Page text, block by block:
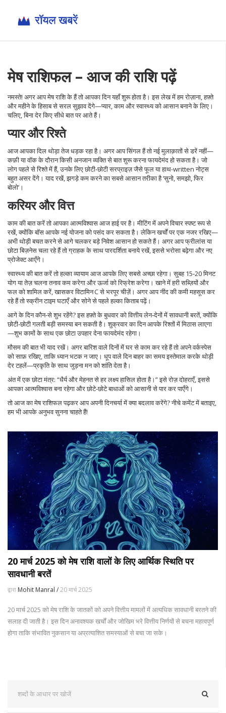
मेष राशिफल – आज की राशि पढ़ें
नमस्ते! अगर आप मेष राशि के हैं तो आपका दिन यहाँ शुरू होता है। इस लेख में हम रोज़ाना, हफ़्ते
और महीने के हिसाब से सरल सुझाव देंगे—प्यार, काम और स्वास्थ्य को आसान बनाने के लिए।
चलिए, बिना देर किए सीधे बात पर आते हैं।
प्यार और रिश्ते
आज आपका दिल थोड़ा तेज धड़क रहा है। अगर आप सिंगल हैं तो नई मुलाक़ातों से डरें नहीं—
कफ़ी या वॉक के दौरान किसी अनजान व्यक्ति से बात शुरू करना फायदेमंद हो सकता है। जो
लोग पहले से रिश्ते में हैं, उनके लिए छोटी‑छोटी सरप्राइज़ जैसे फूल या हाथ-written नोट्स
बहुत असर देंगे। याद रखें, झगड़े कम करने का सबसे आसान तरीका है ‘सुनो, समझो, फिर
बोलो’।
करियर और वित्त
काम की बात करें तो आपका आत्मविश्वास आज हाई पर है। मीटिंग में अपने विचार स्पष्ट रूप से
रखें, क्योंकि बॉस आपके नई योजना को पसंद कर सकता है। लेकिन खर्चों पर एक नजर रखिए—
अभी थोड़ी बचत करने से आगे चलकर बड़े निवेश आसान हो सकते हैं। अगर आप फ्रीलांस या
छोटा बिज़नेस चला रहे हैं तो ग्राहक के साथ पारदर्शिता बनाये रखें, इससे भरोसा बढ़ेगा और नए
प्रोजेक्ट आएँगे।
स्वास्थ्य की बात करें तो हल्का व्यायाम आज आपके लिए सबसे अच्छा रहेगा। सुबह 15‑20 मिनट
योग या तेज़ चलना तनाव कम करेगा और ऊर्जा को रिफ्रेश करेगा। खाने में हरी सब्ज़ियों और
फल को शामिल करें, खासकर विटामिन C से भरपूर चीज़ें। अगर आप नींद की कमी महसूस कर
रहे हैं तो स्क्रीन टाइम घटाएँ और सोने से पहले हल्का किताब पढ़ें।
आगे के दिन कौन‑से शुभ रहेंगे? इस हफ़्ते के बुधवार को वित्तीय लेन‑देनों में सावधानी बरतें, क्योंकि
छोटी‑छोटी गलती बड़ी समस्या बन सकती है। शुक्रवार का दिन आपके रिश्तों में मिठास लाएगा
—शुभ कामों के साथ एक छोटा उपहार देना फायदेमंद रहेगा।
मौसम की बात भी याद रखें। अगर बारिश वाले दिनों में घर से काम कर रहे हैं तो अपने वर्कस्पेस
को साफ़ रखिए, ताकि ध्यान भटक न जाए। धूप वाले दिन बाहर का समय इस्तेमाल करके थोड़ी
देर टहलें—प्रकृति के साथ जुड़ना मन को शांति देता है।
अंत में एक छोटा मंत्र: “धैर्य और मेहनत से हर लक्ष्य हासिल होता है।” इसे रोज़ दोहराएँ, इससे
आपका आत्मविश्वास बना रहेगा और छोटे‑छोटे बाधाओं को आसानी से पार कर पाएँगे।
तो आज का मेष राशिफल पढ़कर आप अपनी दिनचर्या में क्या बदलाव करेंगे? नीचे कमेंट में बताइए,
हम भी आपके अनुभव सुनना चाहते हैं!
20 मार्च 2025 को मेष राशि वालों के लिए आर्थिक स्थिति पर
सावधानी बरतें
द्वारा Mohit Manral /20 मार्च 2025
20 मार्च 2025 को मेष राशि के जातकों को अपने वित्तीय मामलों में अत्यधिक सावधानी बरतने की
सलाह दी जाती है। इस दिन अनावश्यक खर्चों और जोखिम भरे वित्तीय निर्णयों से बचना महत्वपूर्ण
होगा ताकि संभावित नुकसान या अप्रत्याशित समस्याओं से बचा जा सके।